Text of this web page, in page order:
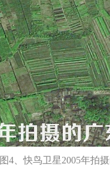
图4、快鸟卫星2005年拍